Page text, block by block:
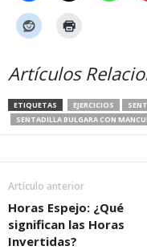
Artículos
ETIQUETAS EJERCICIOS
SENTADILLA BULGARA CON
Artículo anterior
Horas Espejo: ¿Qué
significan las Horas
Invertidas?